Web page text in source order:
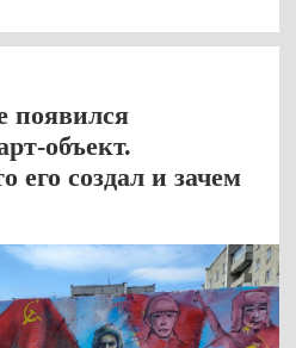
появился
объект.
его создал и зачем